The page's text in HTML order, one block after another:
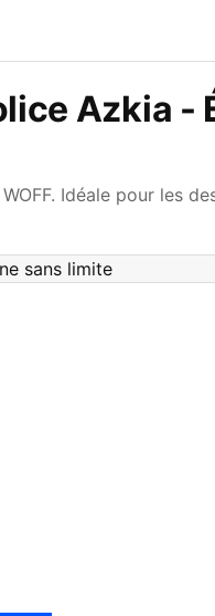
Azkia -
Idéale pour les